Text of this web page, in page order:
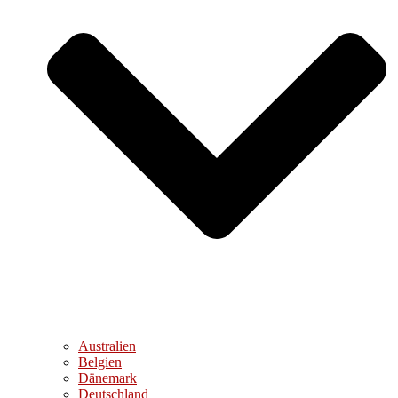
Australien
Belgien
Dänemark
Deutschland